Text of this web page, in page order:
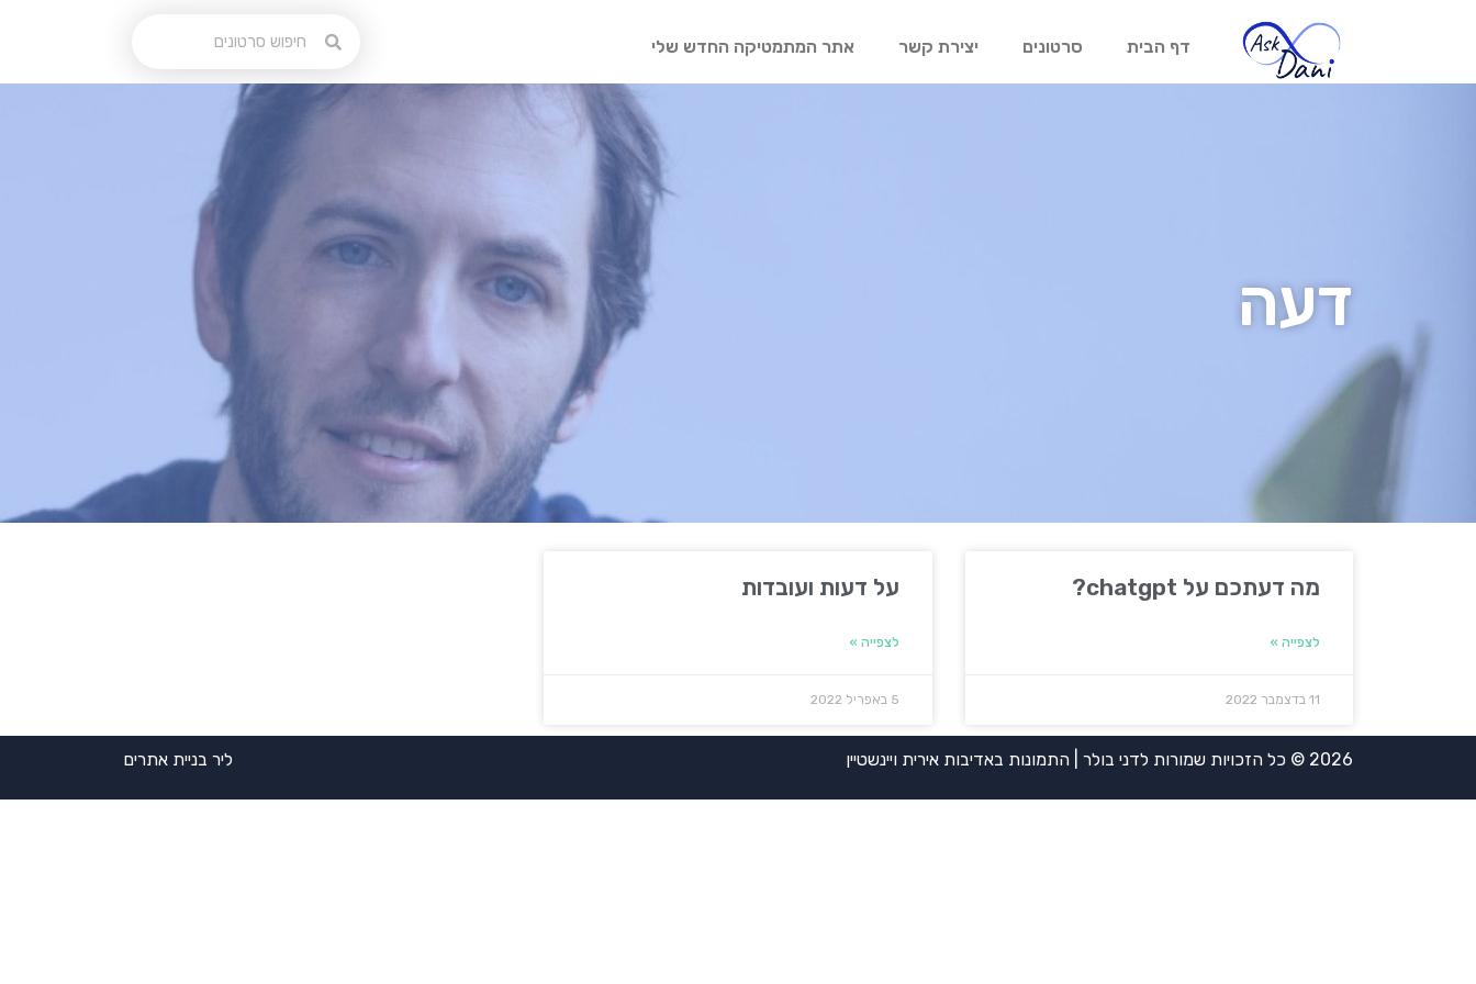
דף הבית סרטונים יצירת קשר אתר המתמטיקה החדש שלי
דעה
מה דעתכם על chatgpt?
לצפייה »
11 בדצמבר 2022
על דעות ועובדות
לצפייה »
5 באפריל 2022
2026 © כל הזכויות שמורות לדני בולר | התמונות באדיבות אירית ויינשטיין ליר בניית אתרים